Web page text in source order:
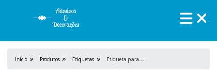
Início Produtos Etiquetas E
tiqueta para bijuteria personalizada